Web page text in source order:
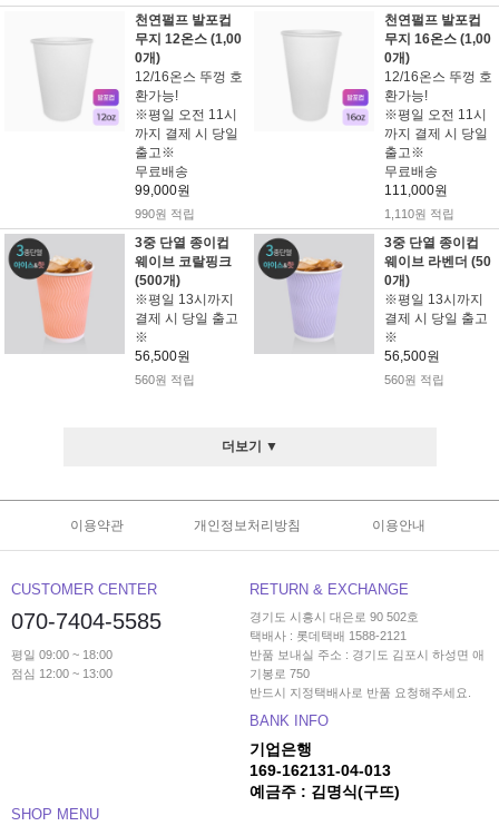
천연펄프 발포컵
무지 12온스 (1,00
0개)
12/16온스 뚜껑 호
환가능!
※평일 오전 11시
까지 결제 시 당일
출고※
무료배송
99,000원
990원 적립
천연펄프 발포컵
무지 16온스 (1,00
0개)
12/16온스 뚜껑 호
환가능!
※평일 오전 11시
까지 결제 시 당일
출고※
무료배송
111,000원
1,110원 적립
3중 단열 종이컵
웨이브 코랄핑크
(500개)
※평일 13시까지
결제 시 당일 출고
※
56,500원
560원 적립
3중 단열 종이컵
웨이브 라벤더 (50
0개)
※평일 13시까지
결제 시 당일 출고
※
56,500원
560원 적립
더보기 ▼
이용약관 개인정보처리방침 이용안내
CUSTOMER CENTER
070-7404-5585
평일 09:00 ~ 18:00
점심 12:00 ~ 13:00
RETURN & EXCHANGE
경기도 시흥시 대은로 90 502호
택배사 : 롯데택배 1588-2121
반품 보내실 주소 : 경기도 김포시 하성면 애
기봉로 750
반드시 지정택배사로 반품 요청해주세요.
BANK INFO
기업은행
169-162131-04-013
예금주 : 김명식(구뜨)
SHOP MENU